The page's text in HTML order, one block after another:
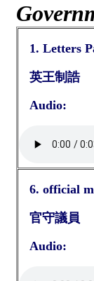
1. Letters
英王制誥
Audio:
6. official
官守議員
Audio: